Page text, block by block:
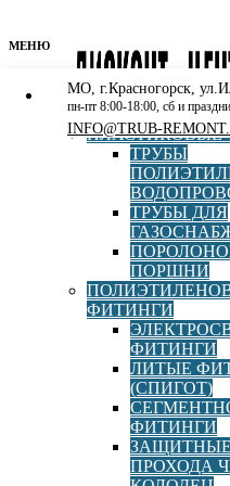
МЕНЮ
КАТАЛОГ
РАСПРОДАЖА
ПЛАСТИКОВЫЕ
ТРУБЫ
ТРУБЫ ДЛЯ
ПОРШНИ
ФИТИНГИ
ФИТИНГИ
ЛИТЫЕ
(СПИГОТ)
ФИТИНГИ
ПРОХОДА
МО, г.Красногорск,
пн-пт 8:00-18:00, сб и
INFO@TRUB-
Каталог»
Электросварные фитинги»
SDR11 Elofit (ST)
Кран
SDR11 Elofit